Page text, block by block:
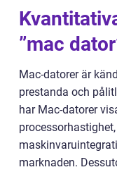
”mac
Mac-datorer är
prestanda och
har Mac-datorer
marknaden.